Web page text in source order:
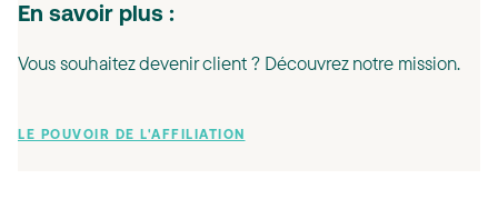
En savoir plus :
Vous souhaitez devenir client ? Découvrez notre mission.
LE POUVOIR DE L'AFFILIATION